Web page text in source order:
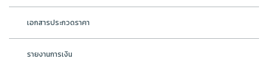
เอกสารประกวดราคา
รายงานการเงิน